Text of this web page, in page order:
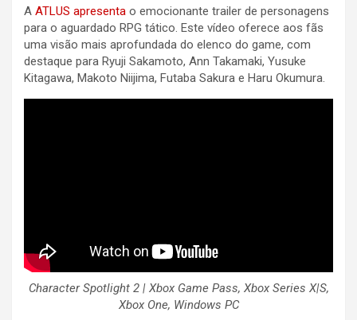
A ATLUS apresenta o emocionante trailer de personagens
para o aguardado RPG tático. Este vídeo oferece aos fãs
uma visão mais aprofundada do elenco do game, com
destaque para Ryuji Sakamoto, Ann Takamaki, Yusuke
Kitagawa, Makoto Niijima, Futaba Sakura e Haru Okumura.
Character Spotlight 2 | Xbox Game Pass, Xbox Series X|S,
Xbox One, Windows PC